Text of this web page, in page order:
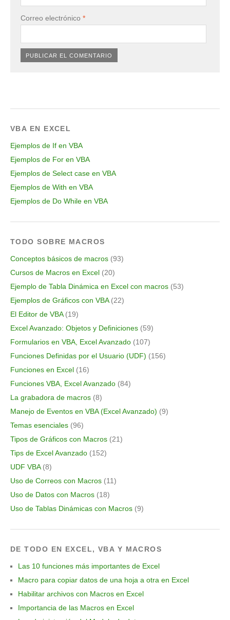
Correo electrónico *
VBA EN EXCEL
Ejemplos de If en VBA
Ejemplos de For en VBA
Ejemplos de Select case en VBA
Ejemplos de With en VBA
Ejemplos de Do While en VBA
TODO SOBRE MACROS
Conceptos básicos de macros (93)
Cursos de Macros en Excel (20)
Ejemplo de Tabla Dinámica en Excel con macros (53)
Ejemplos de Gráficos con VBA(22)
El Editor de VBA(19)
Excel Avanzado: Objetos y Definiciones (59)
Formularios en VBA, Excel Avanzado (107)
Funciones Definidas por el Usuario (UDF) (156)
Funciones en Excel (16)
Funciones VBA, Excel Avanzado (84)
La grabadora de macros (8)
Manejo de Eventos en VBA (Excel Avanzado) (9)
Temas esenciales (96)
Tipos de Gráficos con Macros (21)
Tips de Excel Avanzado (152)
UDF VBA(8)
Uso de Correos con Macros (11)
Uso de Datos con Macros (18)
Uso de Tablas Dinámicas con Macros (9)
DE TODO EN EXCEL, VBA Y MACROS
Las 10 funciones más importantes de Excel
Macro para copiar datos de una hoja a otra en Excel
Habilitar archivos con Macros en Excel
Importancia de las Macros en Excel